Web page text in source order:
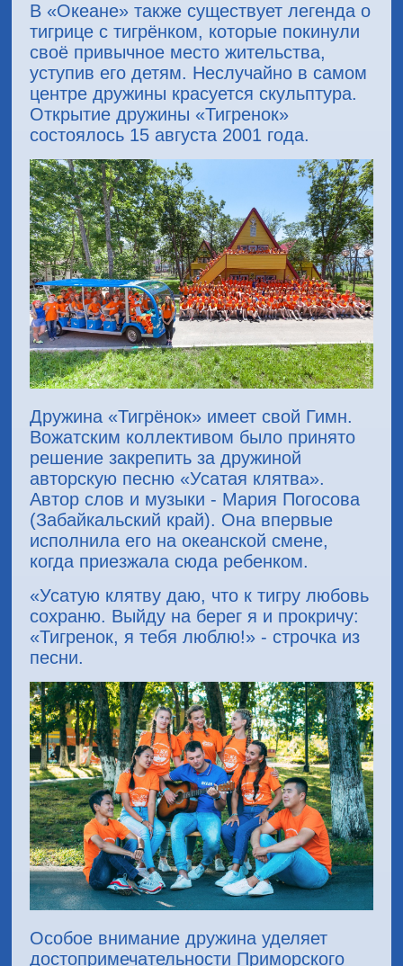
В «Океане» также существует легенда о
тигрице с тигрёнком, которые покинули
своё привычное место жительства,
уступив его детям. Неслучайно в самом
центре дружины красуется скульптура.
Открытие дружины «Тигренок»
состоялось 15 августа 2001 года.
Дружина «Тигрёнок» имеет свой Гимн.
Вожатским коллективом было принято
решение закрепить за дружиной
авторскую песню «Усатая клятва».
Автор слов и музыки - Мария Погосова
(Забайкальский край). Она впервые
исполнила его на океанской смене,
когда приезжала сюда ребенком.
«Усатую клятву даю, что к тигру любовь
сохраню. Выйду на берег я и прокричу:
«Тигренок, я тебя люблю!» - строчка из
песни.
Особое внимание дружина уделяет
достопримечательности Приморского